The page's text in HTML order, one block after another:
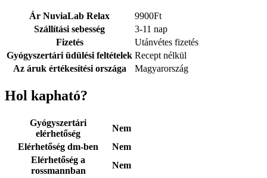
Ár NuviaLab Relax 9900Ft
Szállítási sebesség
3-11 nap
Fizetés
Utánvétes fizetés
Gyógyszertári üdülési feltételek Recept nélkül
Az áruk értékesítési országa
Magyarország
Hol kapható?
Gyógyszertári
elérhetőség
Nem
Elérhetőség dm-ben
Nem
Elérhetőség a
rossmannban
Nem